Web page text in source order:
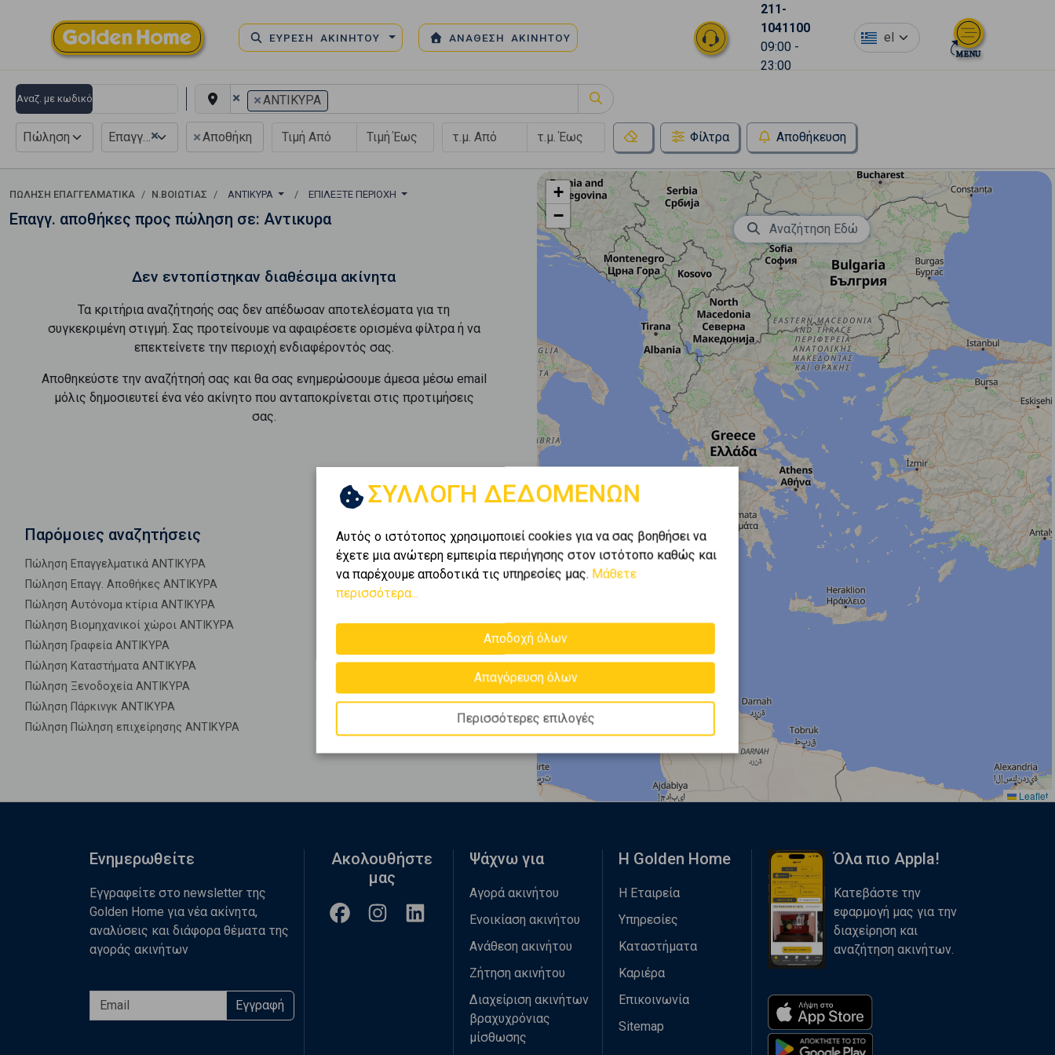
ΕΥΡΕΣΗ ΑΚΙΝΗΤΟΥ ΑΝΑΘΕΣΗ ΑΚΙΝΗΤΟΥ
211-
1041100
09:00 -
23:00
el
Αναζ. με κωδικό × ×ΑΝΤΙΚΥΡΑ
Πώληση ×
Επαγγελματικό ×Αποθήκη Φίλτρα Αποθήκευση
ΠΏΛΗΣΗ ΕΠΑΓΓΕΛΜΑΤΙΚΆ Ν.ΒΟΙΩΤΙΑΣ ΑΝΤΙΚΥΡΑ ΕΠΙΛΈΞΤΕ ΠΕΡΙΟΧΉ
Επαγγ. αποθήκες προς πώληση σε: Αντικυρα
Δεν εντοπίστηκαν διαθέσιμα ακίνητα
Τα κριτήρια αναζήτησής σας δεν απέδωσαν αποτελέσματα για τη
συγκεκριμένη στιγμή. Σας προτείνουμε να αφαιρέσετε ορισμένα φίλτρα ή να
επεκτείνετε την περιοχή ενδιαφέροντός σας.
Αποθηκεύστε την αναζήτησή σας και θα σας ενημερώσουμε άμεσα μέσω email
μόλις δημοσιευτεί ένα νέο ακίνητο που ανταποκρίνεται στις προτιμήσεις
σας.
Παρόμοιες αναζητήσεις
Πώληση Επαγγελματικά ΑΝΤΙΚΥΡΑ
Πώληση Επαγγ. Αποθήκες ΑΝΤΙΚΥΡΑ
Πώληση Αυτόνομα κτίρια ΑΝΤΙΚΥΡΑ
Πώληση Βιομηχανικοί χώροι ΑΝΤΙΚΥΡΑ
Πώληση Γραφεία ΑΝΤΙΚΥΡΑ
Πώληση Καταστήματα ΑΝΤΙΚΥΡΑ
Πώληση Ξενοδοχεία ΑΝΤΙΚΥΡΑ
Πώληση Πάρκινγκ ΑΝΤΙΚΥΡΑ
Πώληση Πώληση επιχείρησης ΑΝΤΙΚΥΡΑ
+
−
Leaflet
Αναζήτηση Εδώ
ΣΥΛΛΟΓΗ ΔΕΔΟΜΕΝΩΝ
Αυτός ο ιστότοπος χρησιμοποιεί cookies για να σας βοηθήσει να
έχετε μια ανώτερη εμπειρία περιήγησης στον ιστότοπο καθώς και
να παρέχουμε αποδοτικά τις υπηρεσίες μας. Μάθετε
περισσότερα...
Αποδοχή όλων
Απαγόρευση όλων
Περισσότερες επιλογές
Ενημερωθείτε
Εγγραφείτε στο newsletter της
Golden Home για νέα ακίνητα,
αναλύσεις και διάφορα θέματα της
αγοράς ακινήτων
Εγγραφή
Ακολουθήστε
μας
Ψάχνω για
Αγορά ακινήτου
Ενοικίαση ακινήτου
Ανάθεση ακινήτου
Ζήτηση ακινήτου
Διαχείριση ακινήτων
βραχυχρόνιας
μίσθωσης
Η Golden Home
Η Εταιρεία
Υπηρεσίες
Καταστήματα
Καριέρα
Επικοινωνία
Sitemap
Όλα πιο Appla!
Κατεβάστε την
εφαρμογή μας για την
διαχείρηση και
αναζήτηση ακινήτων.